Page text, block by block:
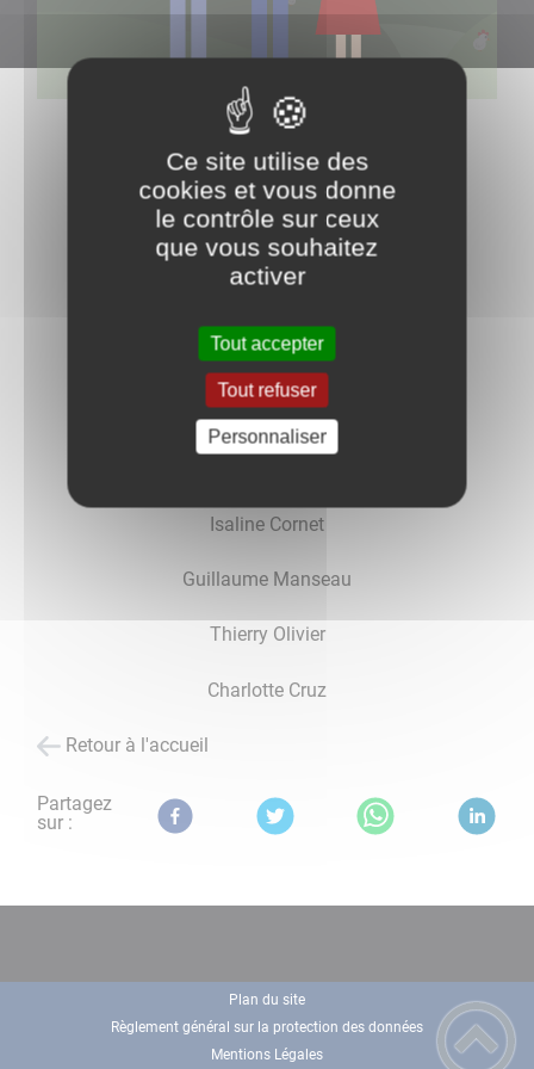
: Nathalie Grenand
1er Adjoint : Gabriel Lehmann
2ème Adjoint: Marion Gaston
Reynald Genolet
Fanny Blandin
Isaline Cornet
Guillaume Manseau
Thierry Olivier
Charlotte Cruz
Retour à l'accueil
Partagez
sur :
Plan du site
Règlement général sur la protection des données
Mentions Légales
Ce site utilise des
cookies et vous donne
le contrôle sur ceux
que vous souhaitez
activer
Tout accepter
Tout refuser
Personnaliser